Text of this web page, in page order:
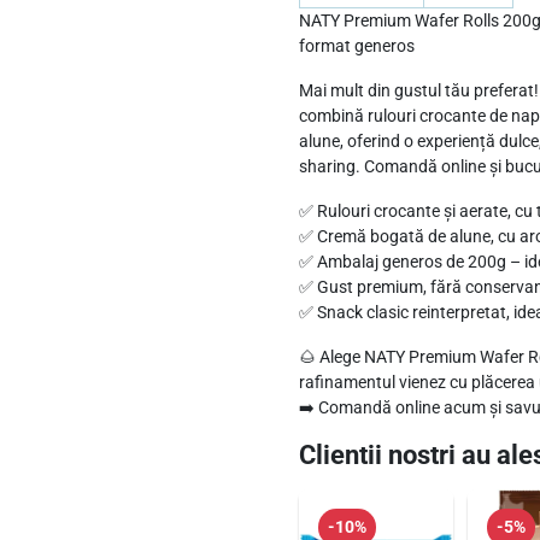
s
:
7
,
2
5
l
e
i
:
,
8
9
l
e
i
.
f
e
r
o
l
s
–
N
a
p
i
NATY Premium Wafer Rolls
format generos
Mai mult din gustul tău preferat!
combină rulouri crocante de
alune, oferind o experiență
sharing. Comandă online și
✅ Rulouri crocante și aerate,
✅ Cremă bogată de alune, cu
✅ Ambalaj generos de 200g –
✅ Gust premium, fără
✅ Snack clasic reinterpretat,
🌰 Alege NATY Premium Wafer
rafinamentul vienez cu
➡️ Comandă online acum și
Clientii nostri au
-10% -5%